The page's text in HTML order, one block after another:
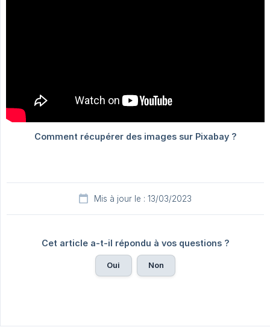
Mis à jour le : 13/03/2023
Cet article a-t-il répondu à vos questions ?
Oui Non